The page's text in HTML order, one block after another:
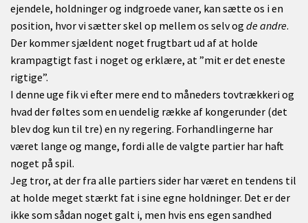
ejendele, holdninger og indgroede vaner, kan sætte os i en
position, hvor vi sætter skel op mellem os selv og de andre.
Der kommer sjældent noget frugtbart ud af at holde
krampagtigt fast i noget og erklære, at ”mit er det eneste
rigtige”.
I denne uge fik vi efter mere end to måneders tovtrækkeri og
hvad der føltes som en uendelig række af kongerunder (det
blev dog kun til tre) en ny regering. Forhandlingerne har
været lange og mange, fordi alle de valgte partier har haft
noget på spil.
Jeg tror, at der fra alle partiers sider har været en tendens til
at holde meget stærkt fat i sine egne holdninger. Det er der
ikke som sådan noget galt i, men hvis ens egen sandhed